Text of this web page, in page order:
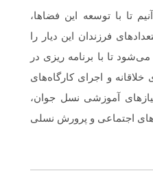
تا با توسعه این فضاها،
فرزندان این دیار را
تا با برنامه ریزی در
خلاقانه و اجرای کارگاه‌های
آموزشی نسل جوان،
اجتماعی و پرورش نسلی